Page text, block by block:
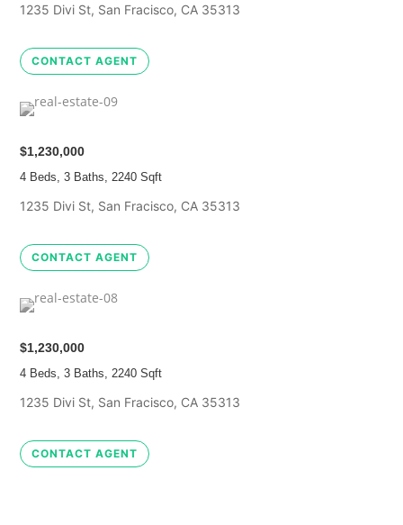
1235 Divi St, San Fracisco, CA 35313
CONTACT AGENT
$1,230,000
4 Beds, 3 Baths, 2240 Sqft
1235 Divi St, San Fracisco, CA 35313
CONTACT AGENT
$1,230,000
4 Beds, 3 Baths, 2240 Sqft
1235 Divi St, San Fracisco, CA 35313
CONTACT AGENT